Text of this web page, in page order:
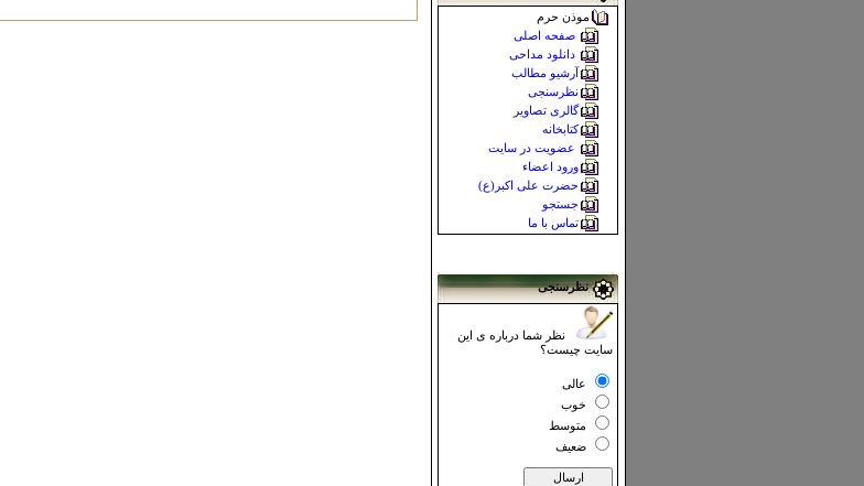
موذن حرم
صفحه اصلی
دانلود مداحی
آرشیو مطالب
نظرسنجی
گالری تصاویر
کتابخانه
عضویت در سایت
ورود اعضاء
حضرت علی اکبر(ع)
جستجو
تماس با ما
نظرسنجی
نظر شما درباره ی این
سایت چیست؟
عالی
خوب
متوسط
ضعیف